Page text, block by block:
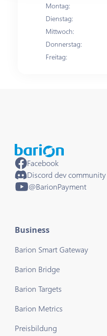
Montag:
Dienstag:
Mittwoch:
Donnerstag:
Freitag:
Facebook
Discord dev community
@BarionPayment
Business
Barion Smart Gateway
Barion Bridge
Barion Targets
Barion Metrics
Preisbildung